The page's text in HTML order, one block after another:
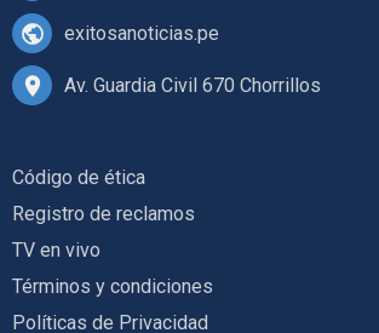
exitosanoticias.pe
Av. Guardia Civil 670 Chorrillos
Código de ética
Registro de reclamos
TV en vivo
Términos y condiciones
Políticas de Privacidad